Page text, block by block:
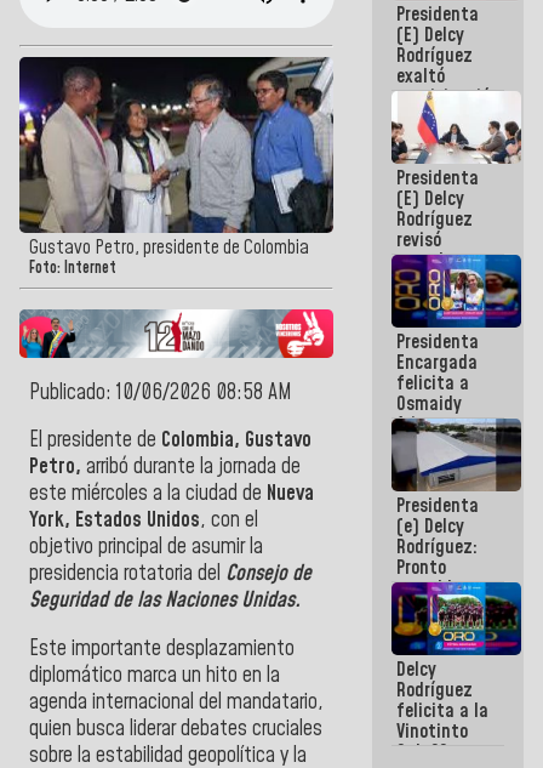
Gustavo Petro, presidente de Colombia
Foto: Internet
Publicado: 10/06/2026 08:58 AM
El presidente de Colombia, Gustavo
Petro, arribó durante la jornada de
este miércoles a la ciudad de Nueva
York, Estados Unidos, con el
objetivo principal de asumir la
presidencia rotatoria del Consejo de
Seguridad de las Naciones Unidas.
Este importante desplazamiento
diplomático marca un hito en la
agenda internacional del mandatario,
quien busca liderar debates cruciales
sobre la estabilidad geopolítica y la
Presidenta
(E) Delcy
Rodríguez
exaltó
participación
de
Venezuela
en Juegos
Centroamericanos
y del Caribe
2026
Presidenta
(E) Delcy
Rodríguez
revisó
agenda
económica y
ejecución de
fondos de
emergencia
post-sismos
Presidenta
Encargada
felicita a
Osmaidy
Arias y
Giraly
Marcano por
hacer
historia en
los
Centroamericanos
Presidenta
(e) Delcy
Rodríguez:
Pronto
restableceremos
las
operaciones
en el
Aeropuerto
Internacional
de
Maiquetía
Delcy
Rodríguez
felicita a la
Vinotinto
Sub 20